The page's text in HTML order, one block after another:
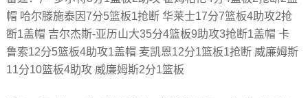
帽 哈尔滕施泰因7分5篮板1抢断 华莱士17分7篮板4助攻2抢
断1盖帽 吉尔杰斯-亚历山大35分4篮板9助攻3抢断1盖帽 卡
鲁索12分5篮板4助攻1盖帽 麦凯恩12分1篮板1抢断 威廉姆斯
11分10篮板4助攻 威廉姆斯2分1篮板